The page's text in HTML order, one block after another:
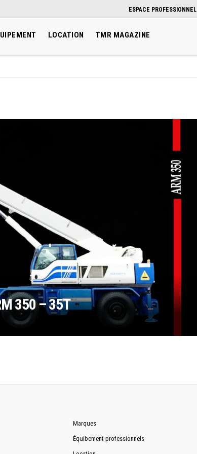
ESPACE PROFESSIONNEL
LOCATION TMR MAGAZINE
350 – 35T
Marques
Équibement professionnels